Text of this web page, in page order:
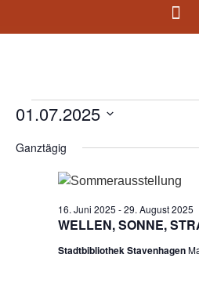
01.07.2025
wählen.
Ganztägig
WELLEN, SONNE,
16. Juni 2025 -29. August 2025
Stadtbibliothek Stavenhagen